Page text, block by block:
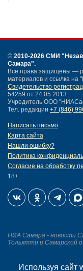
Используя сайт
© 2010-2026 СМИ
Самара".
Все права защищены —
материалов и ссылка
Свидетельство
54259 от 24.05.2013.
Учредитель ООО
Тел. редакции +7 (846)
Написать письмо
Карта сайта
Нашли ошибку?
Политика
Согласие на обработку
18+
НИА Самара - новости
Тольятти и Самарской
Создание сайта